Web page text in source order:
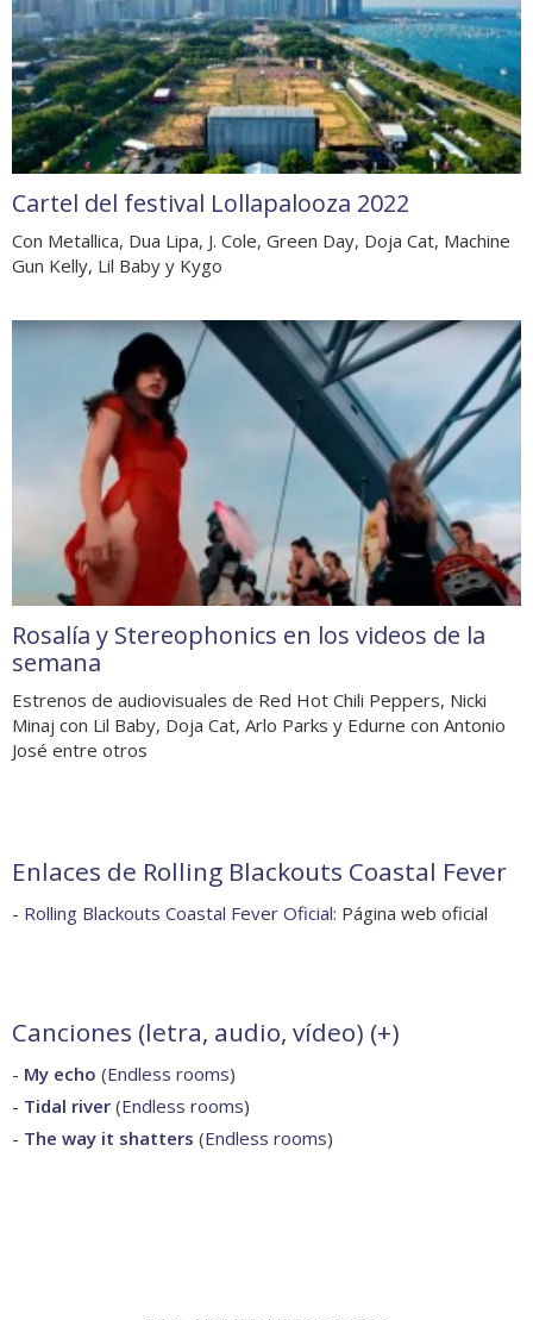
Cartel del festival Lollapalooza 2022
Con Metallica, Dua Lipa, J. Cole, Green Day, Doja Cat, Machine
Gun Kelly, Lil Baby y Kygo
Rosalía y Stereophonics en los videos de la
semana
Estrenos de audiovisuales de Red Hot Chili Peppers, Nicki
Minaj con Lil Baby, Doja Cat, Arlo Parks y Edurne con Antonio
José entre otros
Enlaces de Rolling Blackouts Coastal Fever
- Rolling Blackouts Coastal Fever Oficial: Página web oficial
Canciones (letra, audio, vídeo) (+)
- My echo (Endless rooms)
- Tidal river (Endless rooms)
- The way it shatters (Endless rooms)